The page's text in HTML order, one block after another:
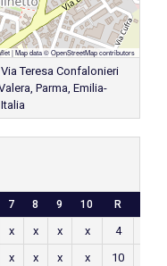
|Map data ©OpenStreetMapcontributors
Teresa Confalonieri
Parma, Emilia-
7 8 9 10 R
x x x x 4
x x x x 10